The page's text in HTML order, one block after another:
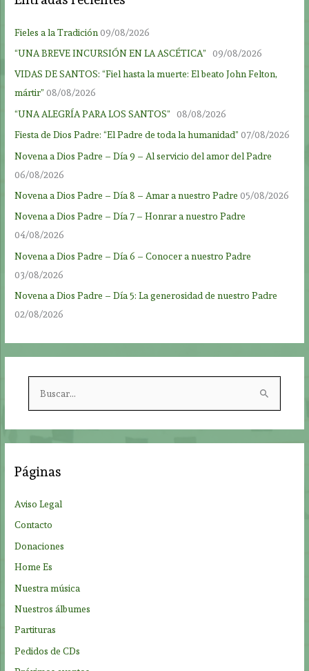
Fieles a la Tradición 09/08/2026
“UNA BREVE INCURSIÓN EN LA ASCÉTICA”
09/08/2026
VIDAS DE SANTOS: “Fiel hasta la muerte: El beato John Felton,
mártir” 08/08/2026
“UNA ALEGRÍA PARA LOS SANTOS”
08/08/2026
Fiesta de Dios Padre: “El Padre de toda la humanidad” 07/08/2026
Novena a Dios Padre – Día 9 – Al servicio del amor del Padre
06/08/2026
Novena a Dios Padre – Día 8 – Amar a nuestro Padre 05/08/2026
Novena a Dios Padre – Día 7 – Honrar a nuestro Padre
04/08/2026
Novena a Dios Padre – Día 6 – Conocer a nuestro Padre
03/08/2026
Novena a Dios Padre – Día 5: La generosidad de nuestro Padre
02/08/2026
c
r
:
Páginas
Aviso Legal
Contacto
Donaciones
Home Es
Nuestra música
Nuestros álbumes
Partituras
Pedidos de CDs